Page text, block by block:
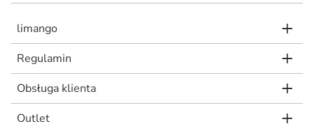
limango
Regulamin
Obsługa klienta
Outlet